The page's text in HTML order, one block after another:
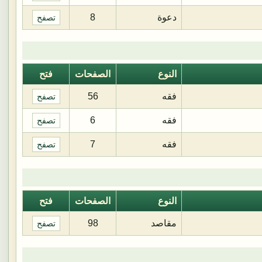
دعوة 8 تصفح
النوع الصفحات فتح
فقه 56 تصفح
فقه 6 تصفح
فقه 7 تصفح
النوع الصفحات فتح
مقاصد 98 تصفح